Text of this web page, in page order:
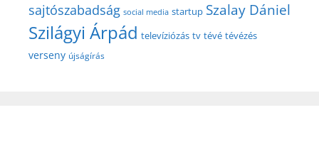
sajtószabadság social media startup Szalay Dániel
Szilágyi Árpád televíziózás tv tévé tévézés
verseny újságírás